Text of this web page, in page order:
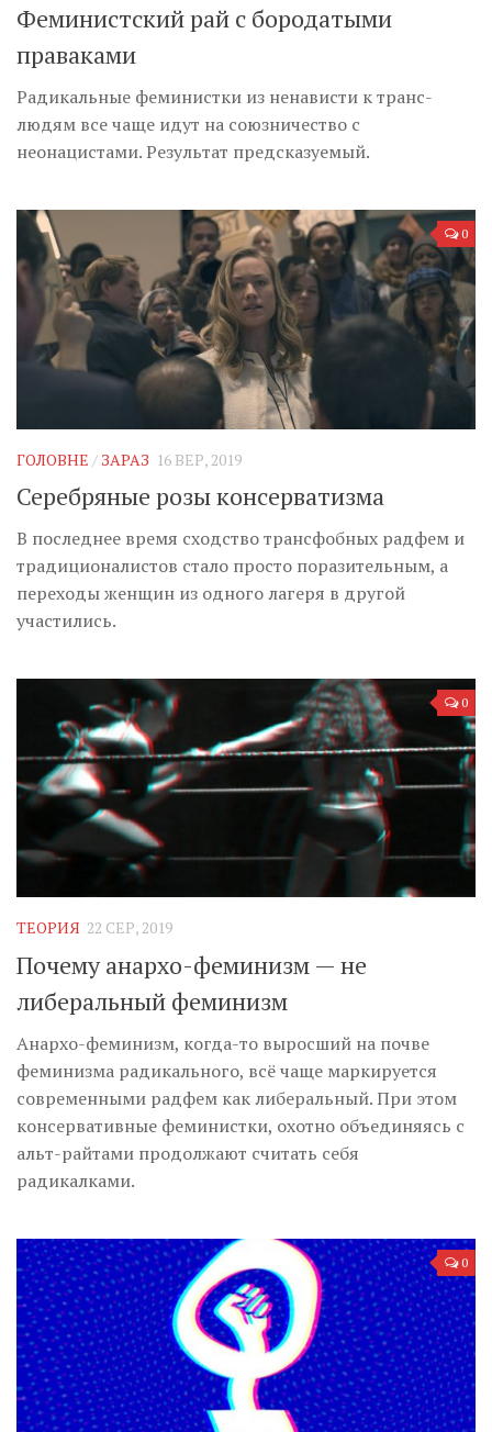
Феминистский рай с бородатыми
праваками
Радикальные феминистки из ненависти к транс-
людям все чаще идут на союзничество с
неонацистами. Результат предсказуемый.
0
ГОЛОВНЕ / ЗАРАЗ 16 ВЕР, 2019
Серебряные розы консерватизма
В последнее время сходство трансфобных радфем и
традиционалистов стало просто поразительным, а
переходы женщин из одного лагеря в другой
участились.
0
ТЕОРИЯ 22 СЕР, 2019
Почему анархо-феминизм — не
либеральный феминизм
Анархо-феминизм, когда-то выросший на почве
феминизма радикального, всё чаще маркируется
современными радфем как либеральный. При этом
консервативные феминистки, охотно объединяясь с
альт-райтами продолжают считать себя
радикалками.
0